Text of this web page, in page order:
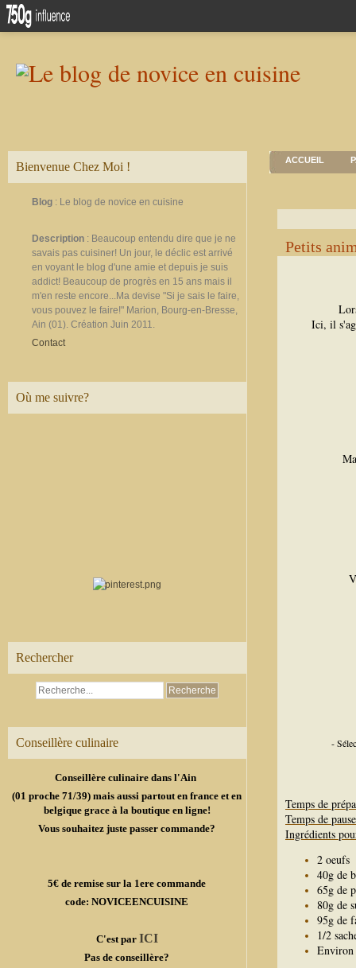
Bienvenue Chez Moi !
Blog : Le blog de novice en cuisine
Description : Beaucoup entendu dire que je ne
savais pas cuisiner! Un jour, le déclic est arrivé
en voyant le blog d'une amie et depuis je suis
addict! Beaucoup de progrès en 15 ans mais il
m'en reste encore...Ma devise "Si je sais le faire,
vous pouvez le faire!" Marion, Bourg-en-Bresse,
Ain (01). Création Juin 2011.
Contact
Où me suivre?
Rechercher
Conseillère culinaire
Conseillère culinaire dans l'Ain
(01 proche 71/39) mais aussi partout en france et en
belgique grace à la boutique en ligne!
Vous souhaitez juste passer commande?
5€ de remise sur la 1ere commande
code: NOVICEENCUISINE
C'est par ICI
Pas de conseillère?
ACCUEIL
Petits
Ici, il
-
Temps de
Temps de
Ingrédients
2 oeufs
40g de
65g de
80g de
95g de
1/2
Environ